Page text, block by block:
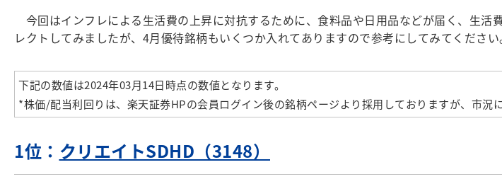
今回はインフレによる生活費の上昇に対抗するために、食料品や日用品などが届く、生
レクトしてみましたが、4月優待銘柄もいくつか入れてありますので参考にしてみてください
下記の数値は2024年03月14日時点の数値となります。
*株価/配当利回りは、楽天証券HPの会員ログイン後の銘柄ページより採用しておりますが、市況
1位： クリエイトSDHD（3148）